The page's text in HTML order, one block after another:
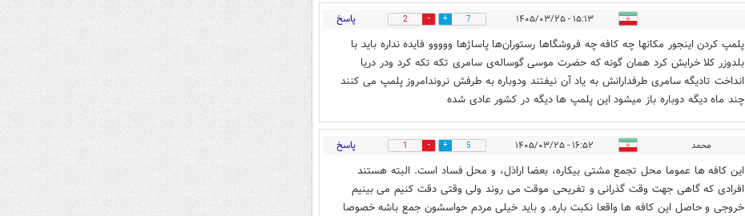
۱۵:۱۳ - ۱۴۰۵/۰۳/۲۵ 7
2 پاسخ
پلمپ کردن اینجور مکانها چه کافه چه فروشگاها رستوران‌ها پاساژها ووووو فایده نداره باید با
بلدوزر کلا خرابش کرد همان گونه که حضرت موسی گوساله‌ی سامری تکه تکه کرد ودر دریا
انداخت تادیگه سامری طرفدارانش به یاد آن نیفتند ودوباره به طرفش نروندامروز پلمپ می کنند
چند ماه دیگه دوباره باز میشود این پلمپ ها دیگه در کشور عادی شده
محمد ۱۶:۵۲ - ۱۴۰۵/۰۳/۲۵ 5
1 پاسخ
این کافه ها عموما محل تجمع مشتی بیکاره، بعضا اراذل، و محل فساد است. البته هستند
افرادی که گاهی جهت وقت گذرانی و تفریحی موقت می روند ولی وقتی دقت کنیم می بینیم
خروجی و حاصل این کافه ها واقعا نکبت باره. و باید خیلی مردم حواسشون جمع باشه خصوصا